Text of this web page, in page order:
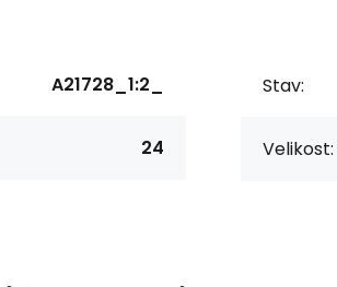
A21728_1:2_
24
Stav:
Velikost: